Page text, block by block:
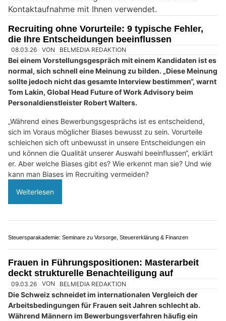
i
n
M
e
n
s
c
h
?
a
n
n
w
ä
l
n
b
i
t
t
e
Kontaktaufnahme mit Ihnen verwendet.
Recruiting ohne Vorurteile: 9 typische Fehler,
die Ihre Entscheidungen beeinflussen
08.03.26 VON
sollte jedoch nicht das gesamte Interview bestimmen“, warnt
Personaldienstleister Robert Walters.
„Während eines Bewerbungsgesprächs ist es entscheidend,
sich im Voraus möglicher Biases bewusst zu sein. Vorurteile
schleichen sich oft unbewusst in unsere Entscheidungen ein
und können die Qualität unserer Auswahl beeinflussen“, erklärt
er. Aber welche Biases gibt es? Wie erkennt man sie? Und wie
kann man Biases im Recruiting vermeiden?